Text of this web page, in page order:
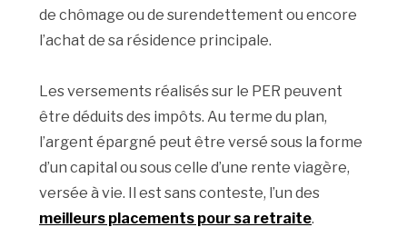
de chômage ou de surendettement ou encore
l’achat de sa résidence principale.
Les versements réalisés sur le PER peuvent
être déduits des impôts. Au terme du plan,
l’argent épargné peut être versé sous la forme
d’un capital ou sous celle d’une rente viagère,
versée à vie. Il est sans conteste, l’un des
meilleurs placements pour sa retraite.